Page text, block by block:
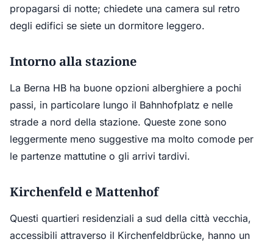
propagarsi di notte; chiedete una camera sul retro
degli edifici se siete un dormitore leggero.
Intorno alla stazione
La Berna HB ha buone opzioni alberghiere a pochi
passi, in particolare lungo il Bahnhofplatz e nelle
strade a nord della stazione. Queste zone sono
leggermente meno suggestive ma molto comode per
le partenze mattutine o gli arrivi tardivi.
Kirchenfeld e Mattenhof
Questi quartieri residenziali a sud della città vecchia,
accessibili attraverso il Kirchenfeldbrücke, hanno un